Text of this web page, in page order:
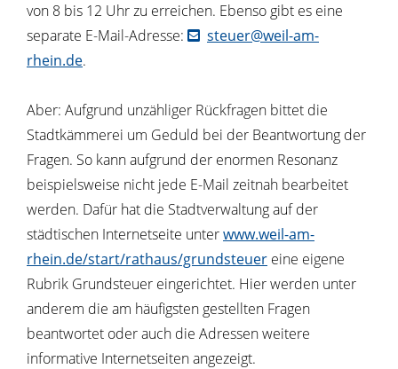
von 8 bis 12 Uhr zu erreichen. Ebenso gibt es eine
separate E-Mail-Adresse:
steuer@weil-am-
rhein.de.
Aber: Aufgrund unzähliger Rückfragen bittet die
Stadtkämmerei um Geduld bei der Beantwortung der
Fragen. So kann aufgrund der enormen Resonanz
beispielsweise nicht jede E-Mail zeitnah bearbeitet
werden. Dafür hat die Stadtverwaltung auf der
städtischen Internetseite unterwww.weil-am-
rhein.de/start/rathaus/grundsteuer eine eigene
Rubrik Grundsteuer eingerichtet. Hier werden unter
anderem die am häufigsten gestellten Fragen
beantwortet oder auch die Adressen weitere
informative Internetseiten angezeigt.